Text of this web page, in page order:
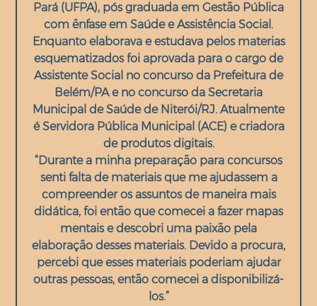
Pará (UFPA), pós graduada em Gestão Pública
com ênfase em Saúde e Assistência Social.
Enquanto elaborava e estudava pelos materias
esquematizados foi aprovada para o cargo de
Assistente Social no concurso da Prefeitura de
Belém/PA e no concurso da Secretaria
Municipal de Saúde de Niterói/RJ. Atualmente
é Servidora Pública Municipal (ACE) e criadora
de produtos digitais.
“Durante a minha preparação para concursos
senti falta de materiais que me ajudassem a
compreender os assuntos de maneira mais
didática, foi então que comecei a fazer mapas
mentais e descobri uma paixão pela
elaboração desses materiais. Devido a procura,
percebi que esses materiais poderiam ajudar
outras pessoas, então comecei a disponibilizá-
los.”